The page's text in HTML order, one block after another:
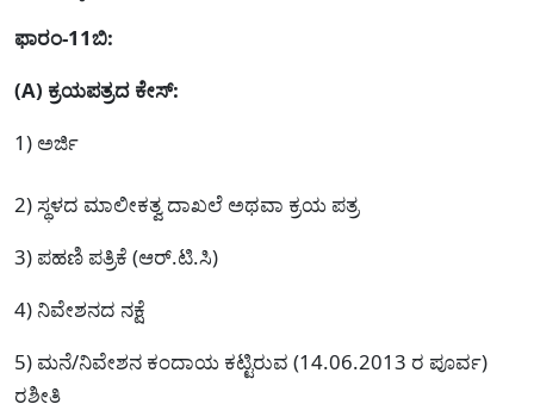
ಫಾರಂ-11ಬಿ:
(A) ಕ್ರಯಪತ್ರದ ಕೇಸ್:
1) ಅರ್ಜಿ
2) ಸ್ಥಳದ ಮಾಲೀಕತ್ವ ದಾಖಲೆ ಅಥವಾ ಕ್ರಯ ಪತ್ರ
3) ಪಹಣಿ ಪತ್ರಿಕೆ (ಆರ್.ಟಿ.ಸಿ)
4) ನಿವೇಶನದ ನಕ್ಷೆ
5) ಮನೆ/ನಿವೇಶನ ಕಂದಾಯ ಕಟ್ಟಿರುವ (14.06.2013 ರ ಪೂರ್ವ)
ರಶೀತಿ